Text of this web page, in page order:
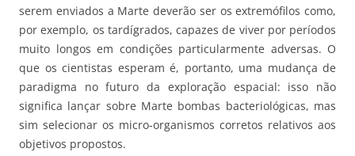
serem enviados a Marte deverão ser os extremófilos como,
por exemplo, os tardígrados, capazes de viver por períodos
muito longos em condições particularmente adversas. O
que os cientistas esperam é, portanto, uma mudança de
paradigma no futuro da exploração espacial: isso não
significa lançar sobre Marte bombas bacteriológicas, mas
sim selecionar os micro-organismos corretos relativos aos
objetivos propostos.